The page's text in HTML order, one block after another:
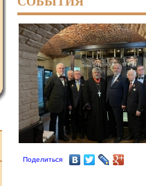
Поделиться